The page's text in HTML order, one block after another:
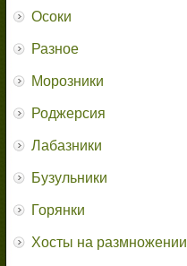
Осоки
Разное
Морозники
Роджерсия
Лабазники
Бузульники
Горянки
Хосты на размножении